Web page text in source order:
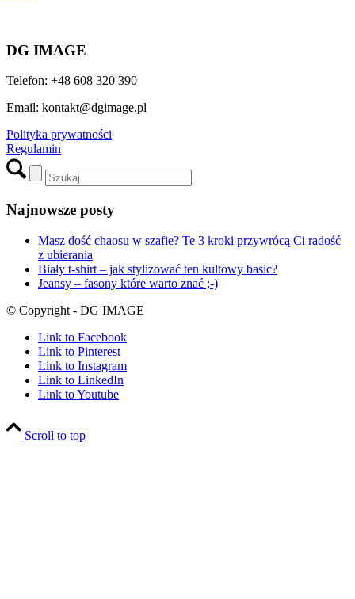
DG IMAGE
Telefon: +48 608 320 390
Email: kontakt@dgimage.pl
Polityka prywatności
Regulamin
Najnowsze posty
Masz dość chaosu w szafie? Te 3 kroki przywrócą Ci radość
z ubierania
Biały t-shirt – jak stylizować ten kultowy basic?
Jeansy – fasony które warto znać ;-)
© Copyright - DG IMAGE
Link to Facebook
Link to Pinterest
Link to Instagram
Link to LinkedIn
Link to Youtube
Scroll to top